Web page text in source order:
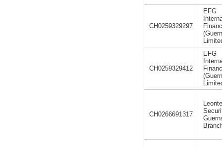
CH0259329297
EFG
CH0259329412
EFG
CH0266691317